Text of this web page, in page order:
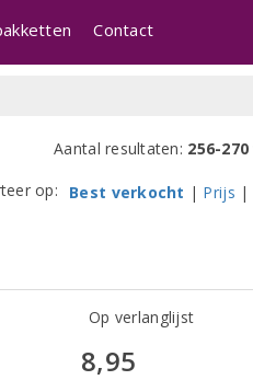
Contact
Aantal resultaten: 256-270
op: Best verkocht | Prijs |
Op verlanglijst
8,95